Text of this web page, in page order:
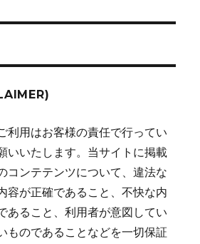
利用はお客様の責任で行ってい
いいたします。当サイトに掲載
コンテテンツについて、違法な
容が正確であること、不快な内
あること、利用者が意図してい
ものであることなどを一切保証